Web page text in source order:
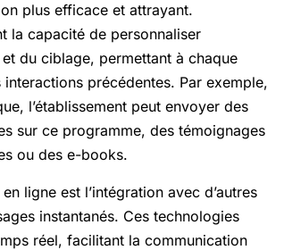
plus efficace et attrayant.
la capacité de personnaliser
du ciblage, permettant à chaque
précédentes. Par exemple,
l’établissement peut envoyer des
sur ce programme, des témoignages
ou des e-books.
ligne est l’intégration avec d’autres
instantanés. Ces technologies
réel, facilitant la communication